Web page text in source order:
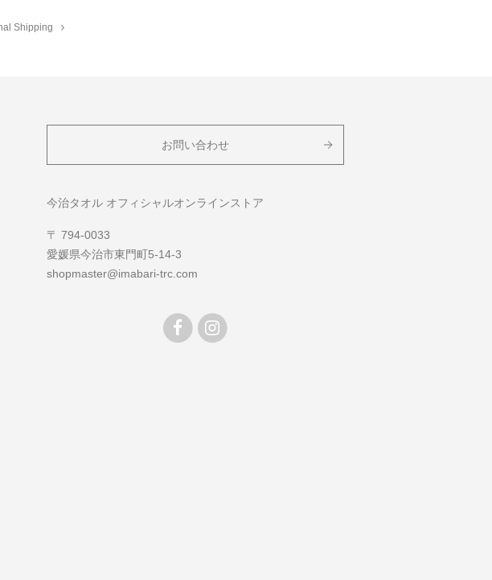
Shipping
お問い合わせ
今治タオル オフィシャルオンラインストア
〒 794-0033
愛媛県今治市東門町5-14-3
shopmaster@imabari-trc.com